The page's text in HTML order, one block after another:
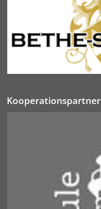
Kooperationspartner